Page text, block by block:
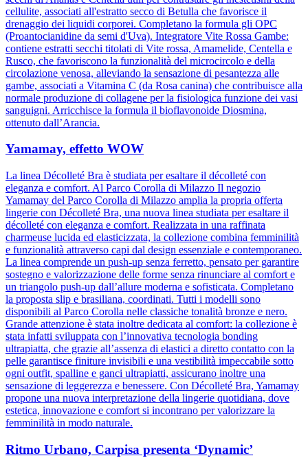
cellulite, associati all'estratto secco di Betulla che favorisce il
drenaggio dei liquidi corporei. Completano la formula gli OPC
(Proantocianidine da semi d'Uva). Integratore Vite Rossa Gambe:
contiene estratti secchi titolati di Vite rossa, Amamelide, Centella e
Rusco, che favoriscono la funzionalità del microcircolo e della
circolazione venosa, alleviando la sensazione di pesantezza alle
gambe, associati a Vitamina C (da Rosa canina) che contribuisce alla
normale produzione di collagene per la fisiologica funzione dei vasi
sanguigni. Arricchisce la formula il bioflavonoide Diosmina,
ottenuto dall’Arancia.
Yamamay, effetto WOW
La linea Décolleté Bra è studiata per esaltare il décolleté con
eleganza e comfort. Al Parco Corolla di Milazzo Il negozio
Yamamay del Parco Corolla di Milazzo amplia la propria offerta
lingerie con Décolleté Bra, una nuova linea studiata per esaltare il
décolleté con eleganza e comfort. Realizzata in una raffinata
charmeuse lucida ed elasticizzata, la collezione combina femminilità
e funzionalità attraverso capi dal design essenziale e contemporaneo.
La linea comprende un push-up senza ferretto, pensato per garantire
sostegno e valorizzazione delle forme senza rinunciare al comfort e
un triangolo push-up dall’allure moderna e sofisticata. Completano
la proposta slip e brasiliana, coordinati. Tutti i modelli sono
disponibili al Parco Corolla nelle classiche tonalità bronze e nero.
Grande attenzione è stata inoltre dedicata al comfort: la collezione è
stata infatti sviluppata con l’innovativa tecnologia bonding
ultrapiatta, che grazie all’assenza di elastici a diretto contatto con la
pelle garantisce finiture invisibili e una vestibilità impeccabile sotto
ogni outfit, spalline e ganci ultrapiatti, assicurano inoltre una
sensazione di leggerezza e benessere. Con Décolleté Bra, Yamamay
propone una nuova interpretazione della lingerie quotidiana, dove
estetica, innovazione e comfort si incontrano per valorizzare la
femminilità in modo naturale.
Ritmo Urbano, Carpisa presenta ‘Dynamic’